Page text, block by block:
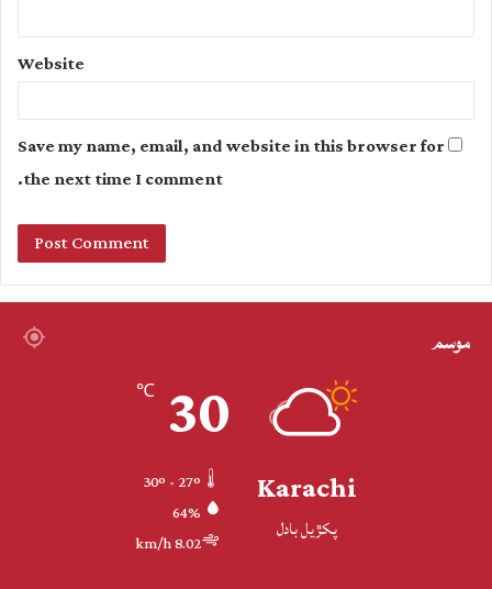
Website
Save my name, email, and website in this browser for
the next time I comment.
موسم
Karachi
پکڙيل بادل
30
℃
64%
8.02 km/h